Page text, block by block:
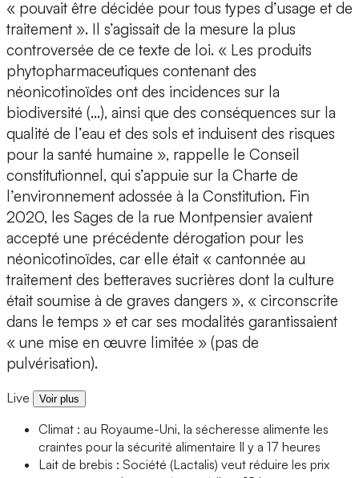
« pouvait être décidée pour tous types d’usage et de
traitement ». Il s’agissait de la mesure la plus
controversée de ce texte de loi. « Les produits
phytopharmaceutiques contenant des
néonicotinoïdes ont des incidences sur la
biodiversité (…), ainsi que des conséquences sur la
qualité de l’eau et des sols et induisent des risques
pour la santé humaine », rappelle le Conseil
constitutionnel, qui s’appuie sur la Charte de
l’environnement adossée à la Constitution. Fin
2020, les Sages de la rue Montpensier avaient
accepté une précédente dérogation pour les
néonicotinoïdes, car elle était « cantonnée au
traitement des betteraves sucrières dont la culture
était soumise à de graves dangers », « circonscrite
dans le temps » et car ses modalités garantissaient
« une mise en œuvre limitée » (pas de
pulvérisation).
Live Voir plus
Climat : au Royaume-Uni, la sécheresse alimente les
craintes pour la sécurité alimentaire Il y a 17 heures
Lait de brebis : Société (Lactalis) veut réduire les prix